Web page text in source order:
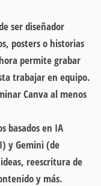
ser diseñador
posters o historias
permite grabar
trabajar en equipo.
Canva al menos
basados en IA
y Gemini (de
reescritura de
y más.